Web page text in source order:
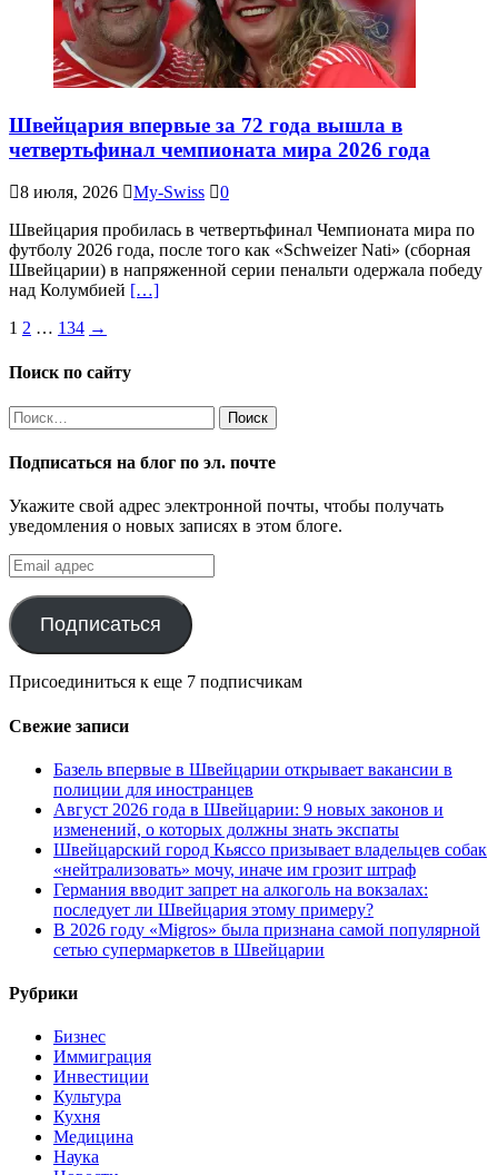
Швейцария впервые за 72 года вышла в
четвертьфинал чемпионата мира 2026 года
8 июля, 2026 My-Swiss
0
Швейцария пробилась в четвертьфинал Чемпионата мира по
футболу 2026 года, после того как «Schweizer Nati» (сборная
Швейцарии) в напряженной серии пенальти одержала победу
над Колумбией […]
Пагинация
записей
1 2 … 134 →
Поиск по сайту
Найти:
Подписаться на блог по эл. почте
Укажите свой адрес электронной почты, чтобы получать
уведомления о новых записях в этом блоге.
Email
адрес
Подписаться
Присоединиться к еще 7 подписчикам
Свежие записи
Базель впервые в Швейцарии открывает вакансии в
полиции для иностранцев
Август 2026 года в Швейцарии: 9 новых законов и
изменений, о которых должны знать экспаты
Швейцарский город Кьяссо призывает владельцев собак
«нейтрализовать» мочу, иначе им грозит штраф
Германия вводит запрет на алкоголь на вокзалах:
последует ли Швейцария этому примеру?
В 2026 году «Migros» была признана самой популярной
сетью супермаркетов в Швейцарии
Рубрики
Бизнес
Иммиграция
Инвестиции
Культура
Кухня
Медицина
Наука